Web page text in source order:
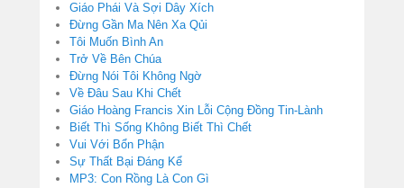
Giáo Phái Và Sợi Dây Xích
Đừng Gần Ma Nên Xa Qủi
Tôi Muốn Bình An
Trở Về Bên Chúa
Đừng Nói Tôi Không Ngờ
Về Đâu Sau Khi Chết
Giáo Hoàng Francis Xin Lỗi Cộng Đồng Tin-Lành
Biết Thì Sống Không Biết Thì Chết
Vui Với Bổn Phận
Sự Thất Bại Đáng Kể
MP3: Con Rồng Là Con Gì